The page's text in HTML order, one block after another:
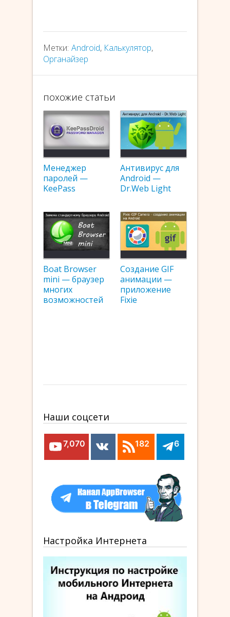
Метки: Android, Калькулятор,
Органайзер
похожие статьи
Менеджер
паролей —
KeePass
Антивирус для
Android —
Dr.Web Light
Boat Browser
mini — браузер
многих
возможностей
Создание GIF
анимации —
приложение
Fixie
Наши соцсети
7,070 182 6
Настройка Интернета